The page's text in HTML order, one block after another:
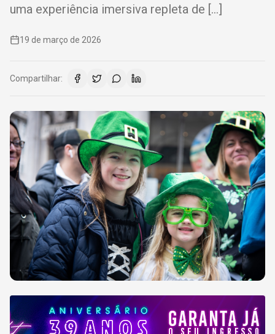
uma experiência imersiva repleta de […]
19 de março de 2026
Compartilhar: